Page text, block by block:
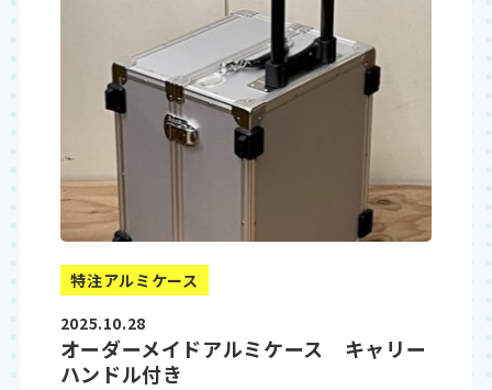
特注アルミケース
2025.10.28
オーダーメイドアルミケース キャリー
ハンドル付き